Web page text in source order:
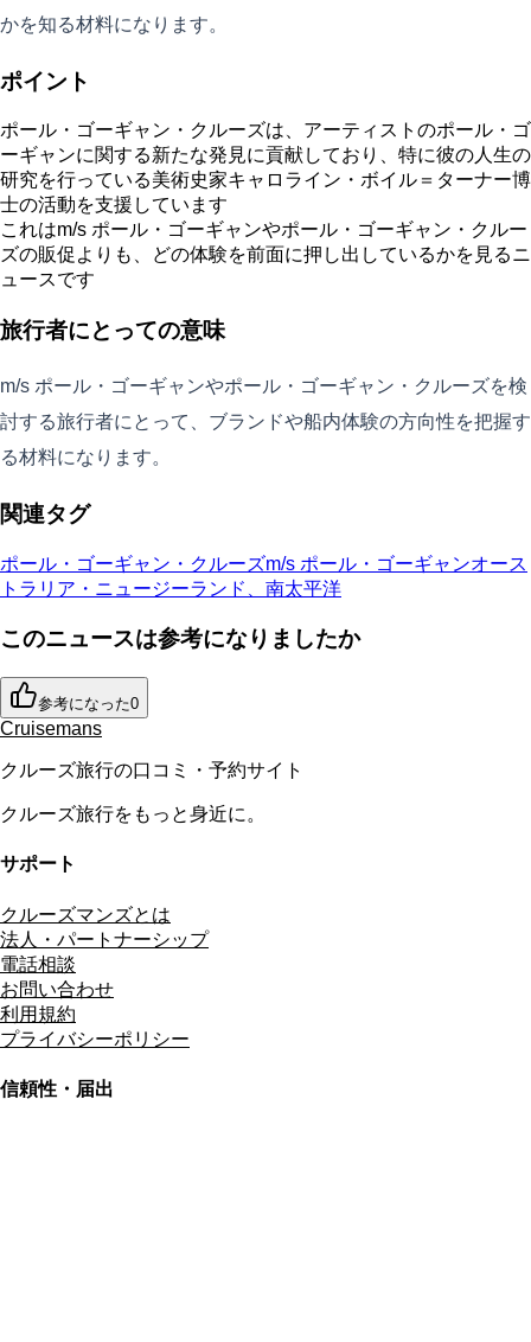
かを知る材料になります。
ポイント
ポール・ゴーギャン・クルーズは、アーティストのポール・ゴ
ーギャンに関する新たな発見に貢献しており、特に彼の人生の
研究を行っている美術史家キャロライン・ボイル＝ターナー博
士の活動を支援しています
これはm/s ポール・ゴーギャンやポール・ゴーギャン・クルー
ズの販促よりも、どの体験を前面に押し出しているかを見るニ
ュースです
旅行者にとっての意味
m/s ポール・ゴーギャンやポール・ゴーギャン・クルーズを検
討する旅行者にとって、ブランドや船内体験の方向性を把握す
る材料になります。
関連タグ
ポール・ゴーギャン・クルーズm/s ポール・ゴーギャンオース
トラリア・ニュージーランド、南太平洋
このニュースは参考になりましたか
参考になった0
Cruisemans
クルーズ旅行の口コミ・予約サイト
クルーズ旅行をもっと身近に。
サポート
クルーズマンズとは
法人・パートナーシップ
電話相談
お問い合わせ
利用規約
プライバシーポリシー
信頼性・届出